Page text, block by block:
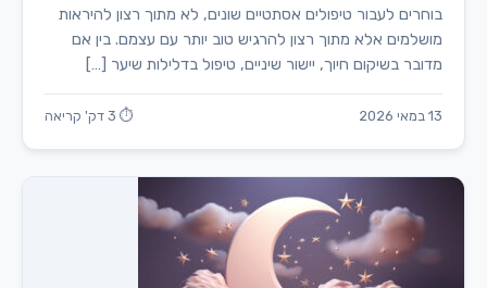
בוחרים לעבור טיפולים אסתטיים שונים, לא מתוך רצון להיראות
מושלמים אלא מתוך רצון להרגיש טוב יותר עם עצמם. בין אם
מדובר בשיקום חיוך, יישור שיניים, טיפול בדלילות שיער […]
13 במאי 2026 ⏱ 3 דק' קריאה